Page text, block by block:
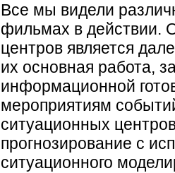
Все мы видели
фильмах в действии.
центров является
их основная работа,
информационной
мероприятиям
ситуационных
прогнозирование с
ситуационного